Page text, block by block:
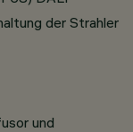
der Strahler
und